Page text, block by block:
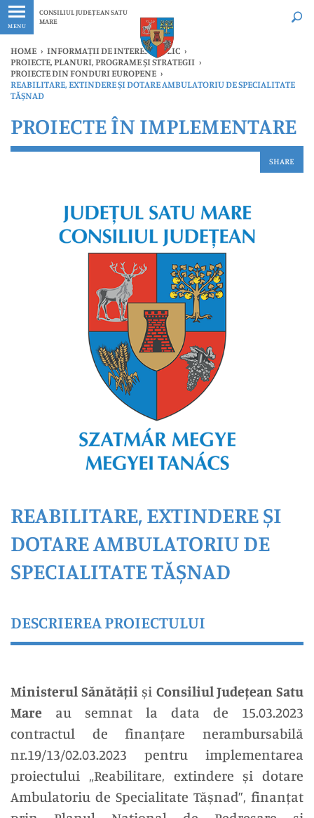
MENU
CONSILIUL JUDEȚEAN SATU
MARE
Ultimele
HOME › INFORMAȚII DE INTERES PUBLIC ›
PROIECTE, PLANURI, PROGRAME ȘI STRATEGII ›
PROIECTE DIN FONDURI EUROPENE ›
REABILITARE, EXTINDERE ȘI DOTARE AMBULATORIU DE SPECIALITATE
TĂȘNAD
PROIECTE ÎN IMPLEMENTARE
SHARE
REABILITARE, EXTINDERE ȘI
DOTARE AMBULATORIU DE
SPECIALITATE TĂȘNAD
DESCRIEREA PROIECTULUI
Ministerul Sănătățiiși Consiliul Județean Satu
Mare au semnat la data de 15.03.2023
contractul de finanțare nerambursabilă
nr.19/13/02.03.2023 pentru implementarea
proiectului „Reabilitare, extindere și dotare
Ambulatoriu de Specialitate Tășnad”, finanțat